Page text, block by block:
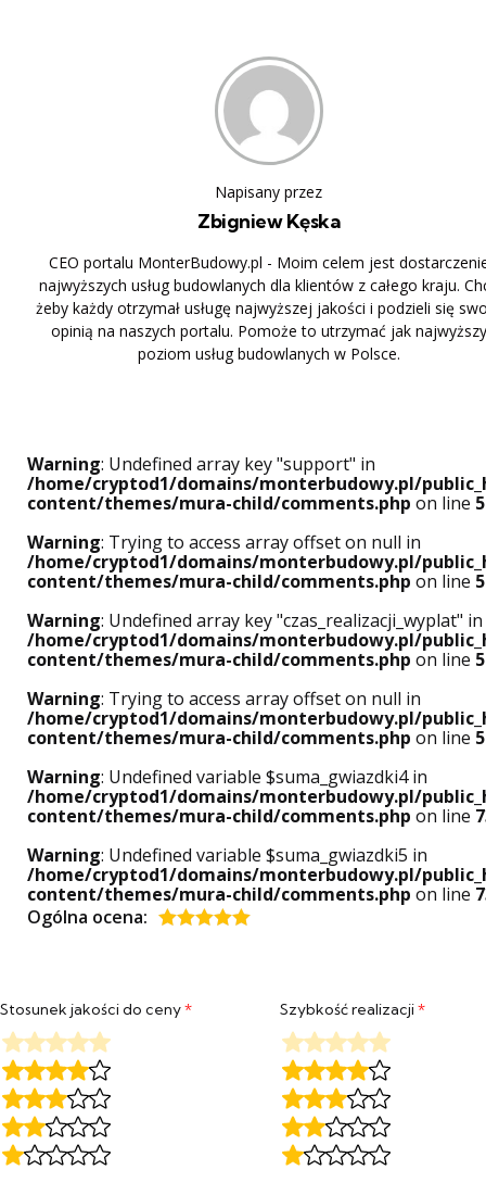
Napisany przez
Zbigniew Kęska
CEO portalu MonterBudowy.pl - Moim celem jest
najwyższych usług budowlanych dla klientów z całego kraju.
żeby każdy otrzymał usługę najwyższej jakości i podzieli się
opinią na naszych portalu. Pomoże to utrzymać jak najwyższy
poziom usług budowlanych w Polsce.
Warning: Undefined array key "support" in
/home/cryptod1/domains/monterbudowy.pl/
content/themes/mura-child/comments.php on line
Warning: Trying to access array offset on null in
/home/cryptod1/domains/monterbudowy.pl/
content/themes/mura-child/comments.php on line
Warning: Undefined array key "czas_realizacji_wyplat" in
/home/cryptod1/domains/monterbudowy.pl/
content/themes/mura-child/comments.php on line
Warning: Trying to access array offset on null in
/home/cryptod1/domains/monterbudowy.pl/
content/themes/mura-child/comments.php on line
Warning: Undefined variable $suma_gwiazdki4 in
/home/cryptod1/domains/monterbudowy.pl/
content/themes/mura-child/comments.php on line
Warning: Undefined variable $suma_gwiazdki5 in
/home/cryptod1/domains/monterbudowy.pl/
content/themes/mura-child/comments.php on line
Ogólna ocena:
Stosunek jakości do ceny* Szybkość realizacji*